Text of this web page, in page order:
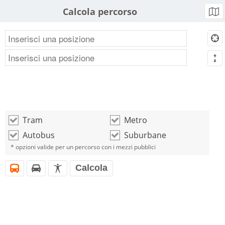
Calcola percorso b
d
m
o Tram o Metro
o Autobus o Suburbane
* opzioni valide per un percorso con i mezzi pubblici
i h l Calcola